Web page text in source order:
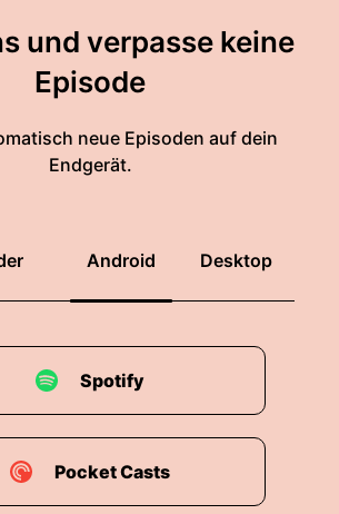
und verpasse keine
Episode
neue Episoden auf dein
Endgerät.
Android Desktop
Spotify
Pocket Casts